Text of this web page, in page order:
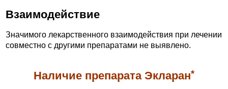
Взаимодействие
Значимого лекарственного взаимодействия при лечении
совместно с другими препаратами не выявлено.
Наличие препарата Экларан*